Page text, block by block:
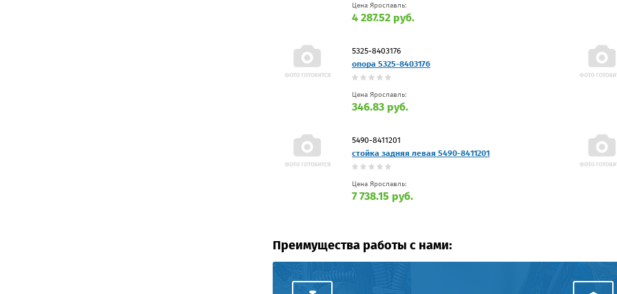
Цена Ярославль:
4 287.52 руб.
5325-8403176
опора 5325-8403176
Цена Ярославль:
346.83 руб.
5490-8411201
стойка задняя левая 5490-8411201
Цена Ярославль:
7 738.15 руб.
Преимущества работы с нами: